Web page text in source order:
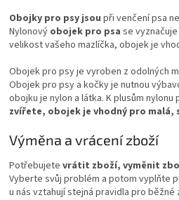
Obojky pro psy jsou při venčení psa
Nylonový obojek pro psa se
velikost vašeho mazlíčka, obojek je
Obojek pro psy je vyroben z odolných
Obojek pro psy a kočky je nutnou
obojku je nylon a látka. K plusům
zvířete, obojek je vhodný pro malá,
Výměna a vrácení zboží
Potřebujete vrátit zboží, vyměnit
Vyberte svůj problém a potom vyplňte
u nás vztahují stejná pravidla pro běžné